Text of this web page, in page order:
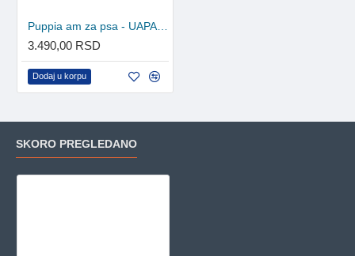
Puppia am za psa - UAPA-AH1310 - Brown Camo
3.490,00 RSD
Dodaj u korpu
SKORO PREGLEDANO